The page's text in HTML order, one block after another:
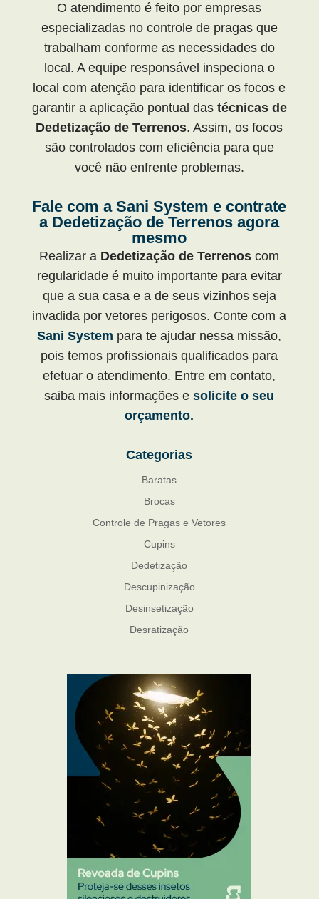
O atendimento é feito por empresas
especializadas no controle de pragas que
trabalham conforme as necessidades do
local. A equipe responsável inspeciona o
local com atenção para identificar os focos e
garantir a aplicação pontual das técnicas de
Dedetização de Terrenos. Assim, os focos
são controlados com eficiência para que
você não enfrente problemas.
Fale com a Sani System e contrate
a Dedetização de Terrenos agora
mesmo
Realizar a Dedetização de Terrenos com
regularidade é muito importante para evitar
que a sua casa e a de seus vizinhos seja
invadida por vetores perigosos. Conte com a
Sani System para te ajudar nessa missão,
pois temos profissionais qualificados para
efetuar o atendimento. Entre em contato,
saiba mais informações e solicite o seu
orçamento.
Categorias
Baratas
Brocas
Controle de Pragas e Vetores
Cupins
Dedetização
Descupinização
Desinsetização
Desratização
Mosquito Mist
Mosquitos
Percevejo de Cama
Pulgas e Carrapatos
Ratos
Sanitização
Traças